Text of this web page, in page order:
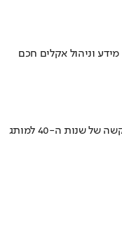
וניהול אקלים חכם
איך אסם הפכה את תקופת הצנע והמחסור הקשה של שנות ה-40 למותג